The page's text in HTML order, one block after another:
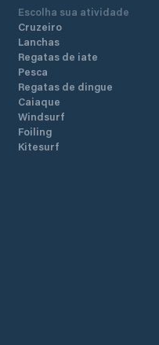
Escolha sua atividade
Cruzeiro
Lanchas
Regatas de iate
Pesca
Regatas de dingue
Caiaque
Windsurf
Foiling
Kitesurf